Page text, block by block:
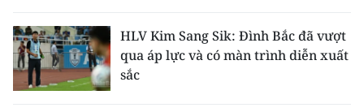
HLV Kim Sang Sik: Đình Bắc đã vượt
qua áp lực và có màn trình diễn xuất
sắc